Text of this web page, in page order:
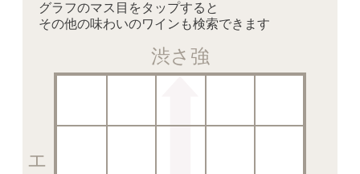
グラフのマス目をタップすると
その他の味わいのワインも検索できます
渋さ強